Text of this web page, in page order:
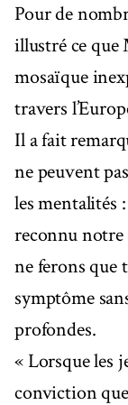
Pour de
illustré ce que
mosaïque
travers
Il a fait
ne peuvent
les mentalités
reconnu
ne ferons que
symptôme
profondes.
« Lorsque les
conviction